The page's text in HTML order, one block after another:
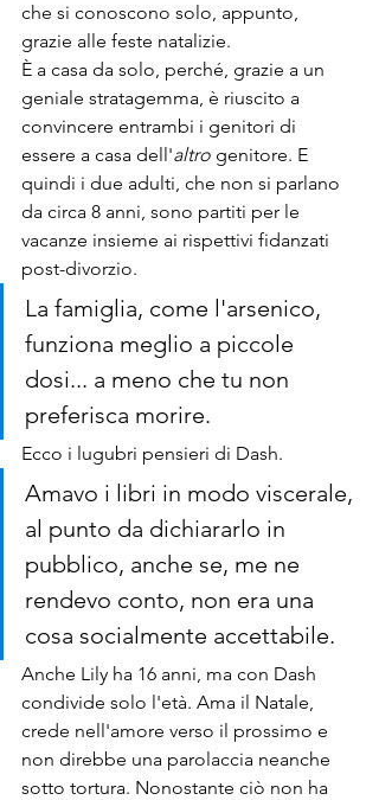
che si conoscono solo, appunto,
grazie alle feste natalizie.
È a casa da solo, perché, grazie a un
geniale stratagemma, è riuscito a
convincere entrambi i genitori di
essere a casa dell'altro genitore. E
quindi i due adulti, che non si parlano
da circa 8 anni, sono partiti per le
vacanze insieme ai rispettivi fidanzati
post-divorzio.
La famiglia, come l'arsenico,
funziona meglio a piccole
dosi... a meno che tu non
preferisca morire.
Ecco i lugubri pensieri di Dash.
Amavo i libri in modo viscerale,
al punto da dichiararlo in
pubblico, anche se, me ne
rendevo conto, non era una
cosa socialmente accettabile.
Anche Lily ha 16 anni, ma con Dash
condivide solo l'età. Ama il Natale,
crede nell'amore verso il prossimo e
non direbbe una parolaccia neanche
sotto tortura. Nonostante ciò non ha